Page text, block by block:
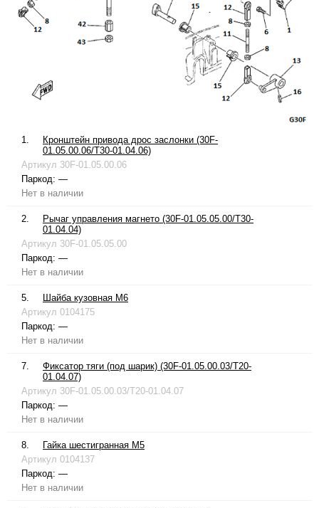
1.
Кронштейн привода дрос заслонки (30F-
01.05.00.06/T30-01.04.06)
Артикул 30F-01.05.00.06
Паркод: —
Нет в наличии
2.
Рычаг управления магнето (30F-01.05.05.00/T30-
01.04.04)
Артикул 30F-01.05.05.00
Паркод: —
Нет в наличии
5.
Шайба кузовная М6
Артикул 0104175
Паркод: —
Нет в наличии
7.
Фиксатор тяги (под шарик) (30F-01.05.00.03/T20-
01.04.07)
Артикул 30F-01.05.00.03/T20-01.04.07
Паркод: —
Нет в наличии
8.
Гайка шестигранная М5
Артикул 0104137
Паркод: —
Нет в наличии